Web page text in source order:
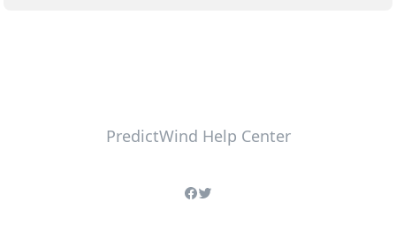
PredictWind Help Center